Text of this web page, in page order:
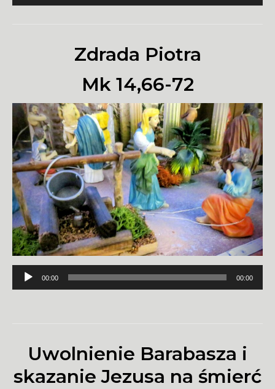
plików
Zdrada Piotra
Mk 14,66-72
Odtwarzacz
plików
00:00 00:00
Uwolnienie Barabasza i
skazanie Jezusa na śmierć